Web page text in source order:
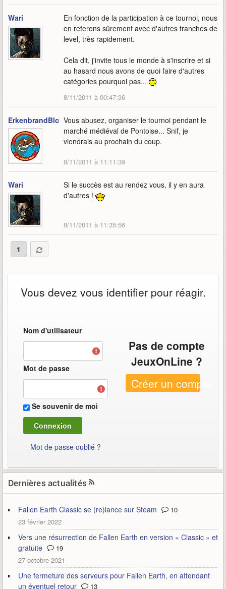
Wari
En fonction de la participation à ce tournoi, nous
en referons sûrement avec d'autres tranches de
level, très rapidement.
Cela dit, j'invite tous le monde à s'inscrire et si
au hasard nous avons de quoi faire d'autres
catégories pourquoi pas...
8/11/2011 à 00:47:36
ErkenbrandBloodsbladVous abusez, organiser le tournoi pendant le
marché médiéval de Pontoise... Snif, je
viendrais au prochain du coup.
8/11/2011 à 11:11:39
Wari
Si le succès est au rendez vous, il y en aura
d'autres !
8/11/2011 à 11:35:56
1
Vous devez vous identifier pour réagir.
Nom d'utilisateur
Mot de passe
Se souvenir de moi
Mot de passe oublié ?
Pas de compte
JeuxOnLine ?
Créer un compte
Dernières actualités
Fallen Earth Classic se (re)lance sur Steam
10
23 février 2022
Vers une résurrection de Fallen Earth en version « Classic » et
gratuite
19
27 octobre 2021
Une fermeture des serveurs pour Fallen Earth, en attendant
un éventuel retour
13